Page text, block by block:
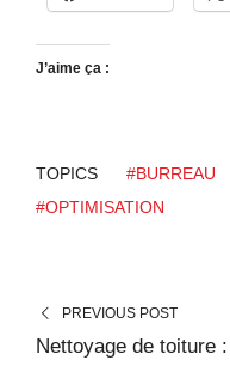
J’aime ça :
TOPICS #BURREAU
#OPTIMISATION
PREVIOUS POST
Nettoyage de toiture